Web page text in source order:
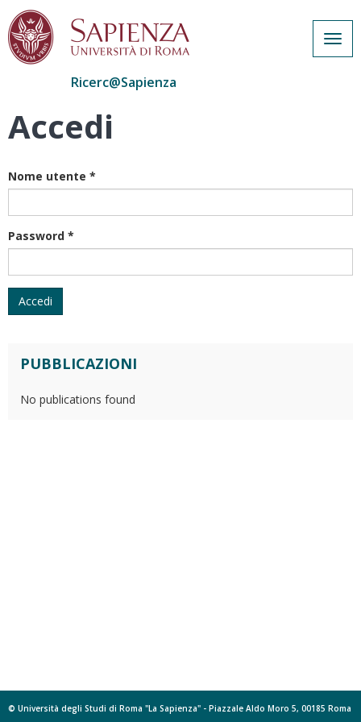
Salta
Ricerc@Sapienza
Accedi
Nome utente *
Password *
Accedi
PUBBLICAZIONI
No publications found
© Università degli Studi di Roma "La Sapienza" - Piazzale Aldo Moro 5, 00185 Roma